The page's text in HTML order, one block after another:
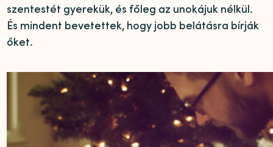
szentestét gyerekük, és főleg az unokájuk nélkül.
És mindent bevetettek, hogy jobb belátásra bírják
őket.